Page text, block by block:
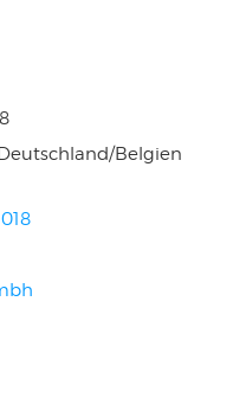
Belgien